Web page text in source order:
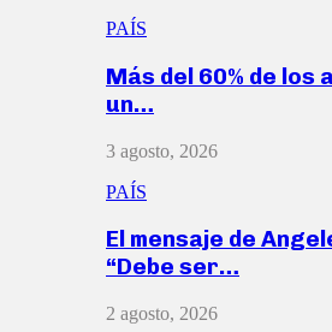
PAÍS
Más del 60% de
un…
3 agosto, 2026
PAÍS
El mensaje de
“Debe ser…
2 agosto, 2026